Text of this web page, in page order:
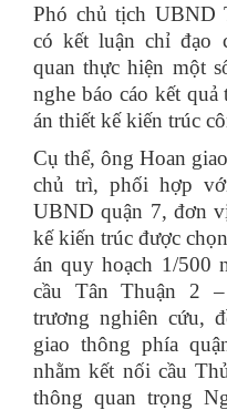
Phó chủ tịch UBND
có kết luận chỉ đạo
quan thực hiện một
nghe báo cáo kết
án thiết kế kiến trúc
Cụ thể, ông Hoan
chủ trì, phối hợp
UBND quận 7, đơn
kế kiến trúc được
án quy hoạch 1/500
cầu Tân Thuận 2
trương nghiên cứu,
giao thông phía
nhằm kết nối cầu
thông quan trọng